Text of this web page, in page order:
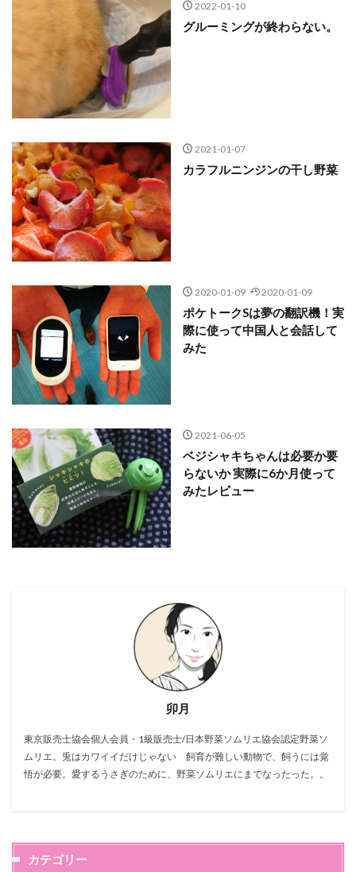
2022-01-10
グルーミングが終わらない。
2021-01-07
カラフルニンジンの干し野菜
2020-01-09 2020-01-09
ポケトークSは夢の翻訳機！実
際に使って中国人と会話して
みた
2021-06-05
ベジシャキちゃんは必要か要
らないか 実際に6か月使って
みたレビュー
卯月
東京販売士協会個人会員・1級販売士/日本野菜ソムリエ協会認定野菜ソ
ムリエ。兎はカワイイだけじゃない 飼育が難しい動物で、飼うには覚
悟が必要。愛するうさぎのために、野菜ソムリエにまでなったった。。
カテゴリー